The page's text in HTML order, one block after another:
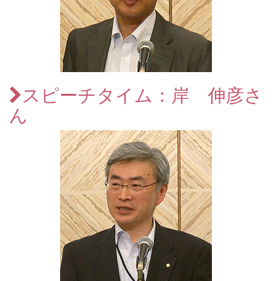
スピーチタイム：岸 伸彦さ
ん